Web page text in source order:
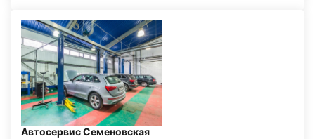
Автосервис Семеновская